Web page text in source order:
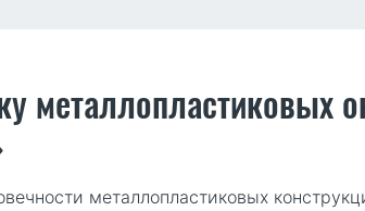
металлопластиковых
металлопластиковых